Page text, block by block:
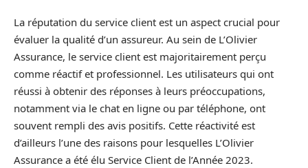
La réputation du service client est un aspect crucial pour
évaluer la qualité d’un assureur. Au sein de L’Olivier
Assurance, le service client est majoritairement perçu
comme réactif et professionnel. Les utilisateurs qui ont
réussi à obtenir des réponses à leurs préoccupations,
notamment via le chat en ligne ou par téléphone, ont
souvent rempli des avis positifs. Cette réactivité est
d’ailleurs l’une des raisons pour lesquelles L’Olivier
Assurance a été élu Service Client de l’Année 2023.